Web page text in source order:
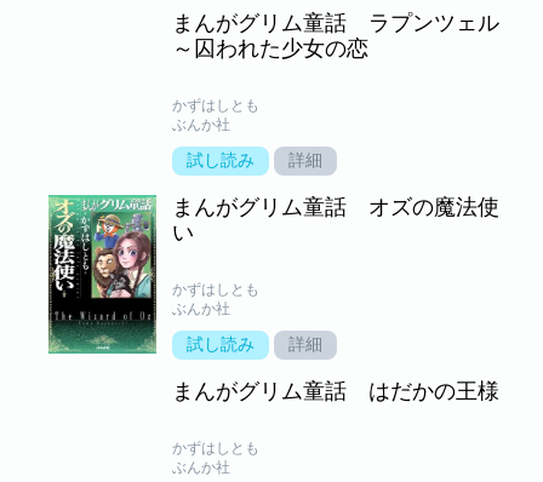
まんがグリム童話 ラプンツェル
～囚われた少女の恋
かずはしとも
ぶんか社
試し読み 詳細
まんがグリム童話 オズの魔法使
い
かずはしとも
ぶんか社
試し読み 詳細
まんがグリム童話 はだかの王様
かずはしとも
ぶんか社